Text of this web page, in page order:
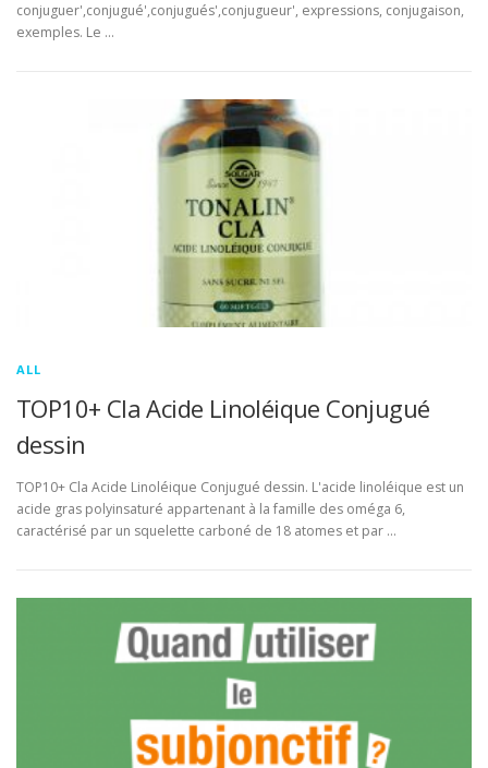
conjuguer',conjugué',conjugués',conjugueur', expressions, conjugaison,
exemples. Le …
ALL
TOP10+ Cla Acide Linoléique Conjugué
dessin
TOP10+ Cla Acide Linoléique Conjugué dessin. L'acide linoléique est un
acide gras polyinsaturé appartenant à la famille des oméga 6,
caractérisé par un squelette carboné de 18 atomes et par …